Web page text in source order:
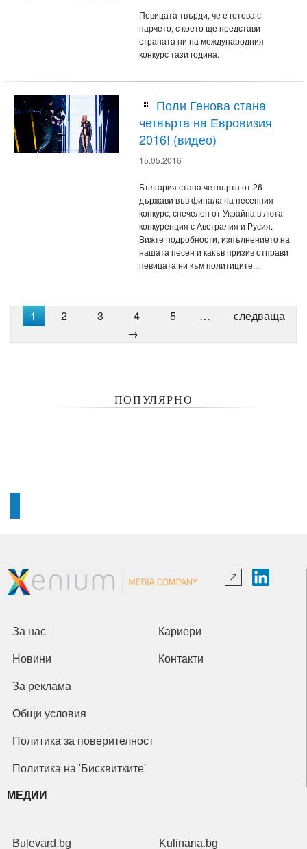
Певицата твърди, че е готова с
парчето, с което ще представи
страната ни на международния
конкурс тази година.
Поли Генова стана
четвърта на Евровизия
2016! (видео)
15.05.2016
България стана четвърта от 26
държави във финала на песенния
конкурс, спечелен от Украйна в люта
конкуренция с Австралия и Русия.
Вижте подробности, изпълнението на
нашата песен и какъв призив отправи
певицата ни към политиците...
1 2 3 4 5 …
следваща
→
ПОПУЛЯРНО
За нас Кариери
Новини Контакти
За реклама
Общи условия
Политика за поверителност
Политика на 'Бисквитките'
МЕДИИ
Bulevard.bg Kulinaria.bg